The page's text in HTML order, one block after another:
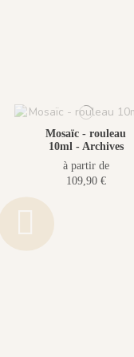
Mosaïc - rouleau
10ml - Archives
à partir de
109,90 €